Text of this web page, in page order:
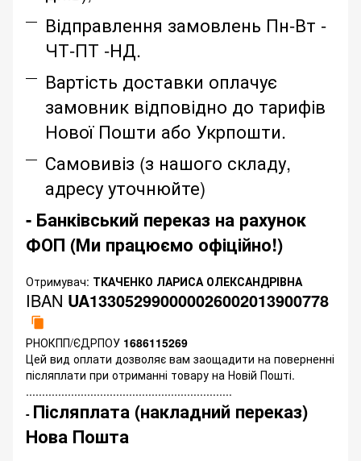
Відправлення замовлень Пн-Вт -
ЧТ-ПТ -НД.
Вартість доставки оплачує
замовник відповідно до тарифів
Нової Пошти або Укрпошти.
Самовивіз (з нашого складу,
адресу уточнюйте)
- Банківський переказ на рахунок
ФОП (Ми працюємо офіційно!)
Отримувач: ТКАЧЕНКО ЛАРИСА ОЛЕКСАНДРІВНА
IBAN UA133052990000026002013900778
РНОКПП/ЄДРПОУ 1686115269
Цей вид оплати дозволяє вам заощадити на поверненні
післяплати при отриманні товару на Новій Пошті.
................................................................
- Післяплата (накладний переказ)
Нова Пошта